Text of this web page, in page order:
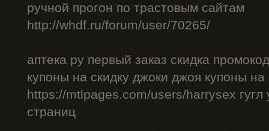
ручной прогон по трастовым сайтам
http://whdf.ru/forum/user/70265/
аптека ру первый заказ скидка
купоны на скидку джоки джоя купоны на
https://mtlpages.com/users/harrysex гугл
страниц